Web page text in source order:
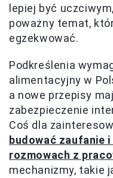
lepiej być
poważny temat,
egzekwować.
Podkreślenia
alimentacyjny w
a nowe przepisy
zabezpieczenie
Coś dla
budować zaufanie
rozmowach z
mechanizmy, takie